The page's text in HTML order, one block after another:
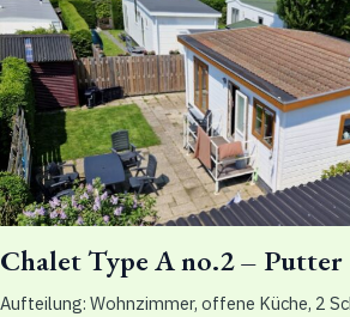
Chalet Type A no.2 – Putter
Aufteilung: Wohnzimmer, offene Küche, 2